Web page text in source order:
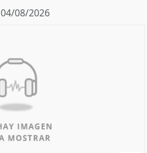
04/08/2026